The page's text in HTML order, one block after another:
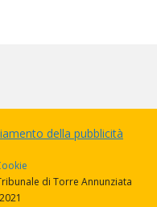
della pubblicità
di Torre Annunziata